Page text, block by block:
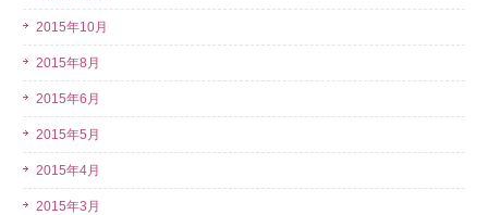
2015年10月
2015年8月
2015年6月
2015年5月
2015年4月
2015年3月